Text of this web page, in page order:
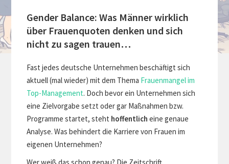
Gender Balance: Was Männer wirklich
über Frauenquoten denken und sich
nicht zu sagen trauen…
Fast jedes deutsche Unternehmen beschäftigt sich
aktuell (mal wieder) mit dem Thema Frauenmangel im
Top-Management. Doch bevor ein Unternehmen sich
eine Zielvorgabe setzt oder gar Maßnahmen bzw.
Programme startet, steht hoffentlich eine genaue
Analyse. Was behindert die Karriere von Frauen im
eigenen Unternehmen?